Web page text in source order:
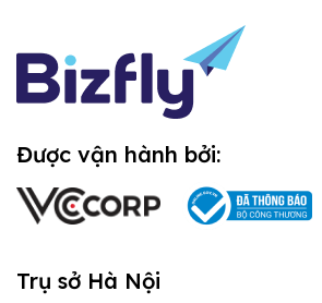
Được vận hành bởi:
Trụ sở Hà Nội